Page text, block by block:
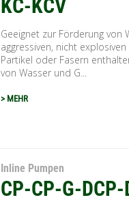
KC-KCV
Geeignet zur Förderung von
aggressiven, nicht
Partikel oder Fasern
von Wasser und G...
> MEHR
Inline Pumpen
CP-CP-G-DCP-